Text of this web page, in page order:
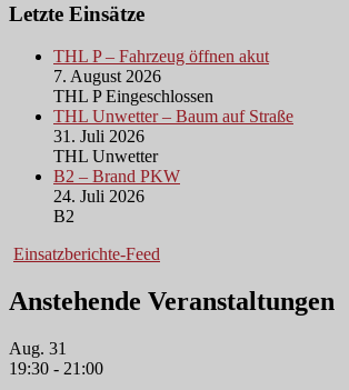
Letzte Einsätze
THL P – Fahrzeug öffnen akut
7. August 2026
THL P Eingeschlossen
THL Unwetter – Baum auf Straße
31. Juli 2026
THL Unwetter
B2 – Brand PKW
24. Juli 2026
B2
Einsatzberichte-Feed
Anstehende Veranstaltungen
Aug. 31
19:30 - 21:00